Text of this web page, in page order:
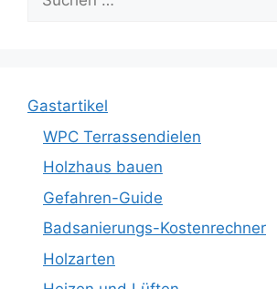
nach:
Gastartikel
WPC Terrassendielen
Holzhaus bauen
Gefahren-Guide
Badsanierungs-Kostenrechner
Holzarten